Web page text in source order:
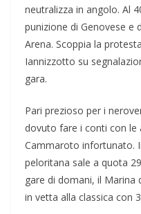
neutralizza in angolo. Al
punizione di Genovese e
Arena. Scoppia la
Iannizzotto su
gara.
Pari prezioso per i
dovuto fare i conti con le
Cammaroto infortunato.
peloritana sale a quota
gare di domani, il Marina
in vetta alla classica con